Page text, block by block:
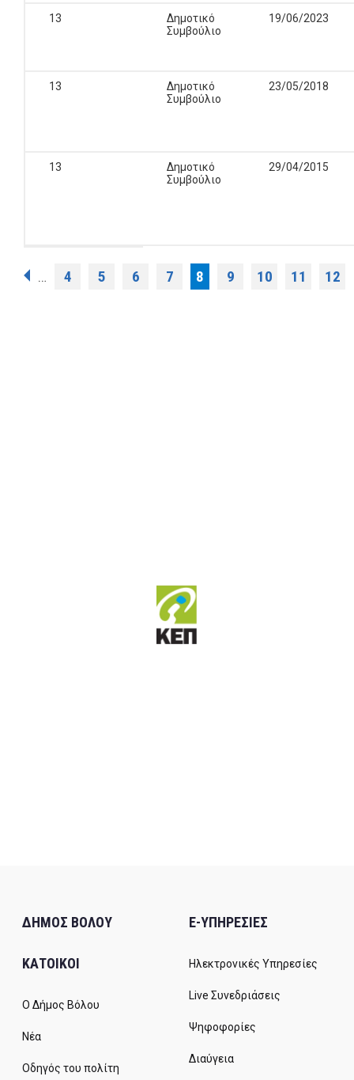
13
Δημοτικό
Συμβούλιο
19/06/2023
13
Δημοτικό
Συμβούλιο
23/05/2018
13
Δημοτικό
Συμβούλιο
29/04/2015
Σελίδες
… 4 5 6 7 8 9 10 11 12
ΔΗΜΟΣ ΒΟΛΟΥ
ΚΑΤΟΙΚΟΙ
Ο Δήμος Βόλου
Νέα
Οδηγός του πολίτη
E-ΥΠΗΡΕΣΙΕΣ
Ηλεκτρονικές Υπηρεσίες
Live Συνεδριάσεις
Ψηφοφορίες
Διαύγεια